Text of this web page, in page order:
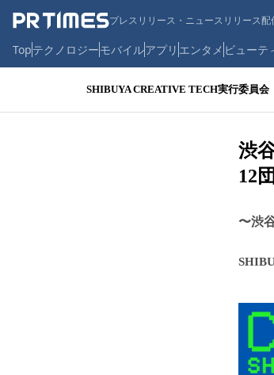
プレスリリース・ニュースリリース配
Topテクノロジーモバイルアプリ エンタメ ビューテ
SHIBUYA CREATIVE TECH実行委員会
渋
12
〜渋